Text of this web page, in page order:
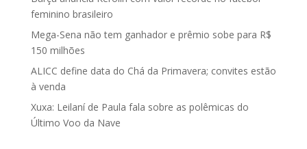
feminino brasileiro
Mega-Sena não tem ganhador e prêmio sobe para R$
150 milhões
ALICC define data do Chá da Primavera; convites estão
à venda
Xuxa: Leilaní de Paula fala sobre as polêmicas do
Último Voo da Nave